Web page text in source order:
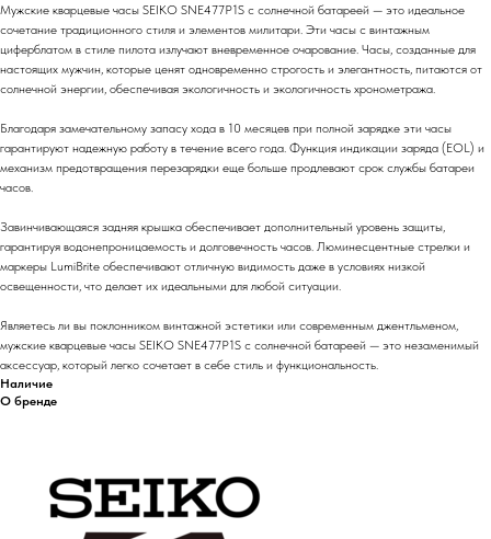
Мужские кварцевые часы SEIKO SNE477P1S с солнечной батареей — это идеальное
сочетание традиционного стиля и элементов милитари. Эти часы с винтажным
циферблатом в стиле пилота излучают вневременное очарование. Часы, созданные для
настоящих мужчин, которые ценят одновременно строгость и элегантность, питаются от
солнечной энергии, обеспечивая экологичность и экологичность хронометража.
Благодаря замечательному запасу хода в 10 месяцев при полной зарядке эти часы
гарантируют надежную работу в течение всего года. Функция индикации заряда (EOL) и
механизм предотвращения перезарядки еще больше продлевают срок службы батареи
часов.
Завинчивающаяся задняя крышка обеспечивает дополнительный уровень защиты,
гарантируя водонепроницаемость и долговечность часов. Люминесцентные стрелки и
маркеры LumiBrite обеспечивают отличную видимость даже в условиях низкой
освещенности, что делает их идеальными для любой ситуации.
Являетесь ли вы поклонником винтажной эстетики или современным джентльменом,
мужские кварцевые часы SEIKO SNE477P1S с солнечной батареей — это незаменимый
аксессуар, который легко сочетает в себе стиль и функциональность.
Наличие
О бренде